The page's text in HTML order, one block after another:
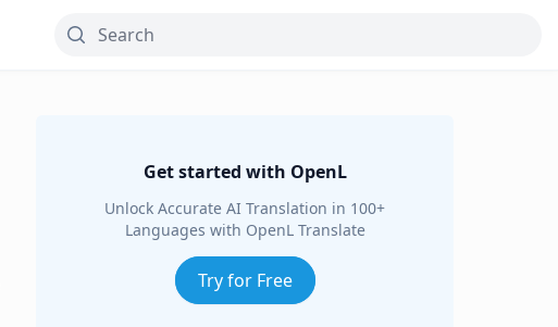
Get started with OpenL
Unlock Accurate AI Translation in 100+
Languages with OpenL Translate
Try for Free